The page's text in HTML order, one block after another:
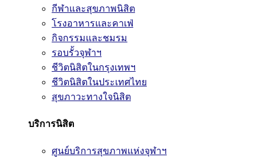
กีฬาและสุขภาพนิสิต
โรงอาหารและคาเฟ่
กิจกรรมและชมรม
รอบรั้วจุฬาฯ
ชีวิตนิสิตในกรุงเทพฯ
ชีวิตนิสิตในประเทศไทย
สุขภาวะทางใจนิสิต
บริการนิสิต
ศูนย์บริการสุขภาพแห่งจุฬาฯ